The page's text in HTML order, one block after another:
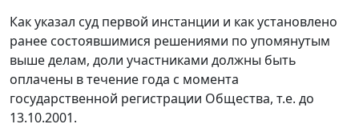
Как указал суд первой инстанции и как установлено
ранее состоявшимися решениями по упомянутым
выше делам, доли участниками должны быть
оплачены в течение года с момента
государственной регистрации Общества, т.е. до
13.10.2001.